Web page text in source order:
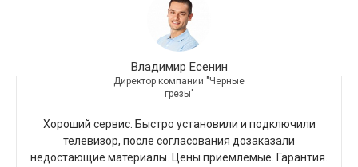
Владимир Есенин
Директор компании "Черные
грезы"
Хороший сервис. Быстро установили и подключили
телевизор, после согласования дозаказали
недостающие материалы. Цены приемлемые. Гарантия.